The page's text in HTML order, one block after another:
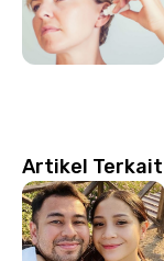
Artikel Terkait